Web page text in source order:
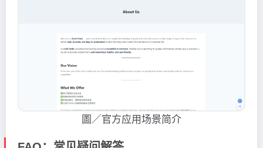
圖／官方应用场景简介